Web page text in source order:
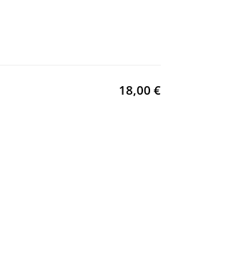
18,00 €